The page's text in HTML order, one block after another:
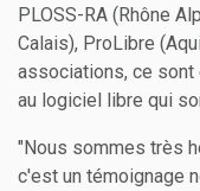
PLOSS-RA (Rhône
Calais), ProLibre
associations, ce
au logiciel libre qui
"Nous sommes très
c'est un témoignage